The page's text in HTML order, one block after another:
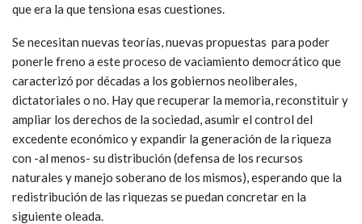
que era la que tensiona esas cuestiones.
Se necesitan nuevas teorías, nuevas propuestas para poder
ponerle freno a este proceso de vaciamiento democrático que
caracterizó por décadas a los gobiernos neoliberales,
dictatoriales o no. Hay que recuperar la memoria, reconstituir y
ampliar los derechos de la sociedad, asumir el control del
excedente económico y expandir la generación de la riqueza
con -al menos- su distribución (defensa de los recursos
naturales y manejo soberano de los mismos), esperando que la
redistribución de las riquezas se puedan concretar en la
siguiente oleada.